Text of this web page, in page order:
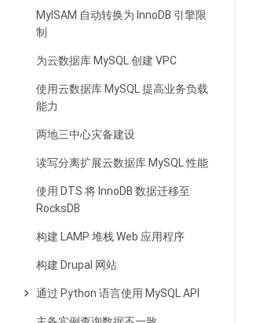
MyISAM 自动转换为 InnoDB 引擎限
制
为云数据库 MySQL 创建 VPC
使用云数据库 MySQL 提高业务负载
能力
两地三中心灾备建设
读写分离扩展云数据库 MySQL 性能
使用 DTS 将 InnoDB 数据迁移至
RocksDB
构建 LAMP 堆栈 Web 应用程序
构建 Drupal 网站
通过 Python 语言使用 MySQL API